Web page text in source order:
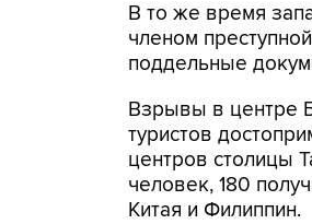
В то же время
членом
поддельные
Взрывы в центре
туристов
центров столицы
человек, 180
Китая и Филиппин.